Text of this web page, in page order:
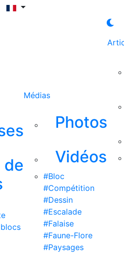
de
Médias
Photos
Vidéos
#Bloc
#Compétition
#Dessin
#Escalade
#Falaise
#Faune-Flore
#Paysages